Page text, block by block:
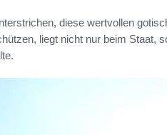
diese wertvollen
liegt nicht nur beim Staat,